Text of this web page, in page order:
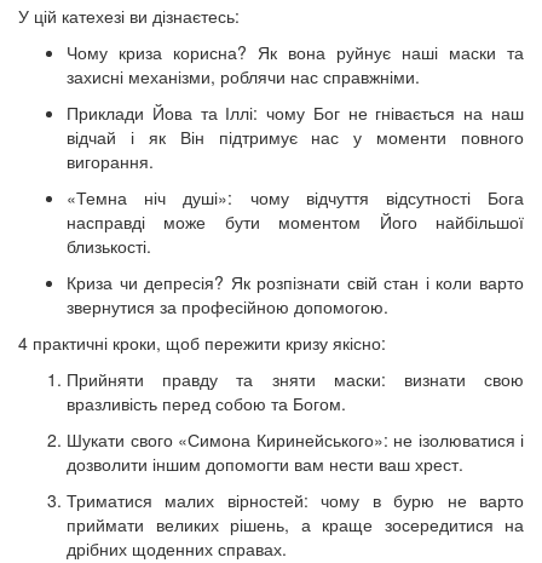
У цій катехезі ви дізнаєтесь:
Чому криза корисна? Як вона руйнує наші маски та
захисні механізми, роблячи нас справжніми.
Приклади Йова та Іллі: чому Бог не гнівається на наш
відчай і як Він підтримує нас у моменти повного
вигорання.
«Темна ніч душі»: чому відчуття відсутності Бога
насправді може бути моментом Його найбільшої
близькості.
Криза чи депресія? Як розпізнати свій стан і коли варто
звернутися за професійною допомогою.
4 практичні кроки, щоб пережити кризу якісно:
Прийняти правду та зняти маски: визнати свою
вразливість перед собою та Богом.
Шукати свого «Симона Киринейського»: не ізолюватися і
дозволити іншим допомогти вам нести ваш хрест.
Триматися малих вірностей: чому в бурю не варто
приймати великих рішень, а краще зосередитися на
дрібних щоденних справах.